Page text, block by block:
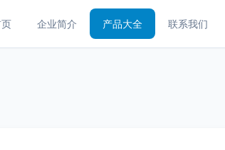
企业简介 产品大全 联系我们